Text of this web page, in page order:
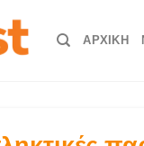
ΑΡΧΙΚΗ